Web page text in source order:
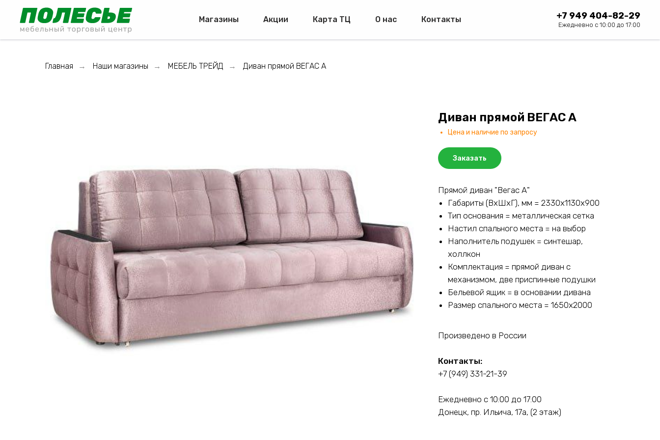
Магазины Акции Карта ТЦ О нас Контакты +7 949 404-82-29
Ежедневно с 10:00 до 17:00
Главная → Наши магазины → МЕБЕЛЬ ТРЕЙД → Диван прямой ВЕГАС А
Диван прямой ВЕГАС А
Цена и наличие по запросу
Заказать
Прямой диван "Вегас А"
Габариты (ВхШхГ), мм = 2330х1130х900
Тип основания = металлическая сетка
Настил спального места = на выбор
Наполнитель подушек = синтешар,
холлкон
Комплектация = прямой диван с
механизмом, две приспинные подушки
Бельевой ящик = в основании дивана
Размер спального места = 1650х2000
Произведено в России
Контакты:
+7 (949) 331-21-39
Ежедневно с 10:00 до 17:00
Донецк, пр. Ильича, 17а, (2 этаж)